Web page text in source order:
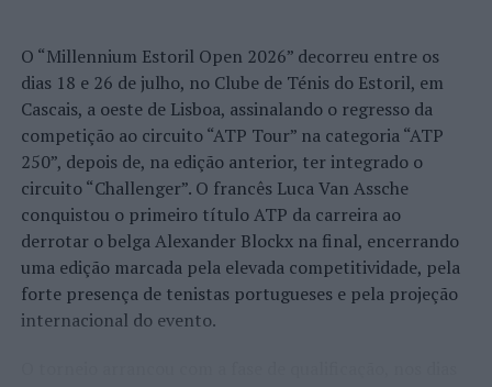
Artes Marciais Vietnamitas – Federação Portuguesa
conquista 24 medalhas no Campeonato Mundial Aberto
de Todos os Estilos
NÃO PERCA
Autarquia assinala 30 anos de Mostra de Teatro das
Escolas de Sintra com Jornada de Teatro e Educação
O “Millennium Estoril Open 2026” decorreu entre os
dias 18 e 26 de julho, no Clube de Ténis do Estoril, em
Cascais, a oeste de Lisboa, assinalando o regresso da
competição ao circuito “ATP Tour” na categoria “ATP
250”, depois de, na edição anterior, ter integrado o
circuito “Challenger”. O francês Luca Van Assche
conquistou o primeiro título ATP da carreira ao
derrotar o belga Alexander Blockx na final, encerrando
uma edição marcada pela elevada competitividade, pela
forte presença de tenistas portugueses e pela projeção
internacional do evento.